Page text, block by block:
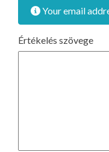
Your email
Értékelés szövege